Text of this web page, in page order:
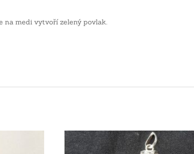
na medi vytvoří zelený povlak.